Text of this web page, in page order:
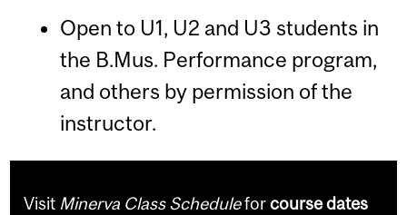
Open to U1, U2 and U3 students in
the B.Mus. Performance program,
and others by permission of the
instructor.
Visit Minerva Class Scheduleforcourse dates